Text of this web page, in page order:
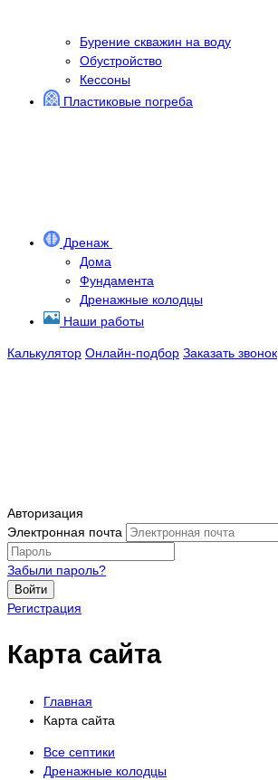
Бурение скважин на воду
Обустройство
Кессоны
Пластиковые погреба
Дренаж
Дома
Фундамента
Дренажные колодцы
Наши работы
Калькулятор Онлайн-подбор Заказать звонок
Авторизация
Электронная почта
Забыли пароль?
Войти
Регистрация
Карта сайта
Главная
Карта сайта
Все септики
Дренажные колодцы